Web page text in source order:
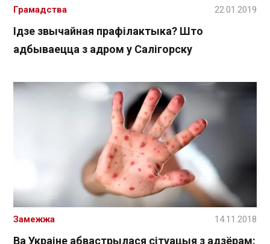
Ідзе звычайная прафілактыка? Што
адбываецца з адром у Салігорску
Грамадства 22.01.2019
Ва Украіне абвастрылася сітуацыя з адзёрам:
Замежжа 14.11.2018